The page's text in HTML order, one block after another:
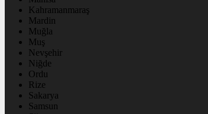
Kahramanmaraş
Mardin
Muğla
Muş
Nevşehir
Niğde
Ordu
Rize
Sakarya
Samsun